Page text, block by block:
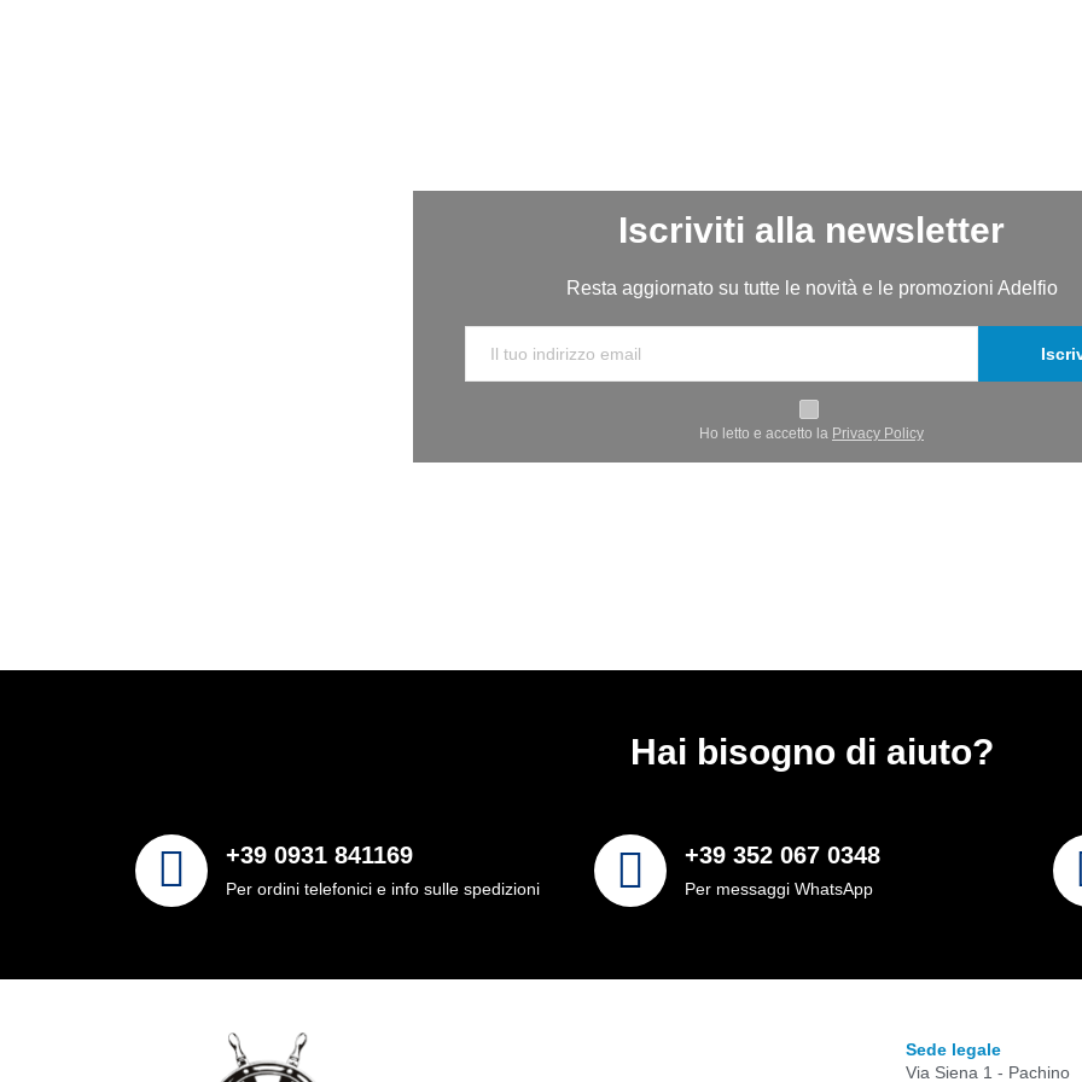
Iscriviti alla newsletter
Resta aggiornato su tutte le novità e le promozioni Adelfio
Ho letto e accetto la Privacy Policy
Hai bisogno di aiuto?
+39 0931 841169
Per ordini telefonici e info sulle spedizioni
+39 352 067 0348
Per messaggi WhatsApp
Sede legale
Via Siena 1 - Pachino